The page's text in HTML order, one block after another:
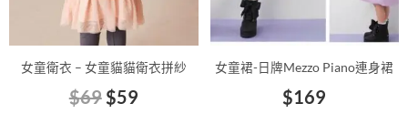
女童衛衣 – 女童貓貓衛衣拼紗
$69$59
在
產
頁
面
女童裙-日牌Mezzo Piano連身裙
$169
面